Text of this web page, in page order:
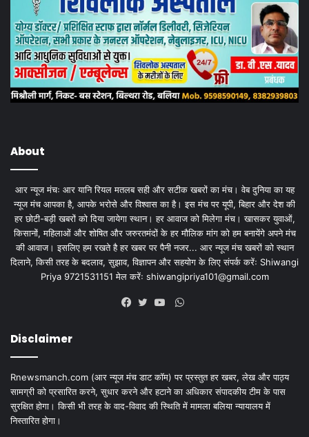
About
आर न्यूज मंचः आर यानि रियल मतलब सही और सटीक खबरों का मंच। वेब दुनिया का यह
न्यूज मंच आपका है, आपके भरोसे और विश्वास का है। इस मंच पर यूपी, बिहार और देश की
हर छोटी-बड़ी खबरों को दिया जायेगा स्थान। हर आवाज को मिलेगा मंच। खासकर युवाओं,
किसानों, महिलाओं और शोषित और जरुरतमंदों के हर मौलिक मांग को हम बनायेंगे अपने मंच
की आवाज। इसलिए हम रखते है हर खबर पर पैनी नजर... आर न्यूज मंच खबरों को स्थान
दिलाने, किसी तरह के बदलाव, सुझाव, विज्ञापन और सहयोग के लिए संपर्क करेंः Shiwangi
Priya 9721531151 मेल करेंः shiwangipriya101@gmail.com
WhatsApp
Disclaimer
Rnewsmanch.com (आर न्यूज मंच डाट काॅम) पर प्रस्तुत हर खबर, लेख और पाठ्य
सामग्री को प्रसारित करने, सुधार करने और हटाने का अधिकार संपादकीय टीम के पास
सुरक्षित होगा। किसी भी तरह के वाद-विवाद की स्थिति में मामला बलिया न्यायालय में
निस्तारित होगा।